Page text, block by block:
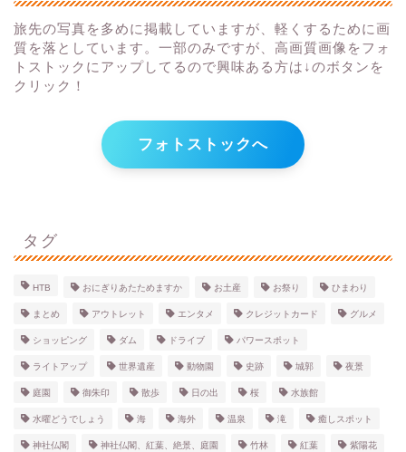
旅先の写真を多めに掲載していますが、軽くするために画
質を落としています。一部のみですが、高画質画像をフォ
トストックにアップしてるので興味ある方は↓のボタンを
クリック！
フォトストックへ
タグ
HTB おにぎりあたためますか お土産 お祭り ひまわり
まとめ アウトレット エンタメ クレジットカード グルメ
ショッピング ダム ドライブ パワースポット
ライトアップ 世界遺産 動物園 史跡 城郭 夜景
庭園 御朱印 散歩 日の出 桜 水族館
水曜どうでしょう 海 海外 温泉 滝 癒しスポット
神社仏閣 神社仏閣、紅葉、絶景、庭園 竹林 紅葉 紫陽花